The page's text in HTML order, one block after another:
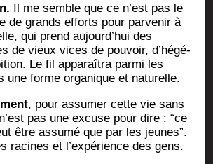
Il me semble que ce n’est pas le
de grands efforts pour par­ve­nir à
qui prend aujourd’­hui des
de vieux vices de pou­voir, d’hé­gé­
Le fil appa­raî­tra par­mi les
une forme orga­nique et naturelle.
, pour assu­mer cette vie sans
pas une excuse pour dire : “ce
être assu­mé que par les jeunes”.
racines et l’ex­pé­rience des gens.